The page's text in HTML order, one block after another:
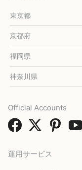
東京都
京都府
福岡県
神奈川県
運用サービス
Official Accounts